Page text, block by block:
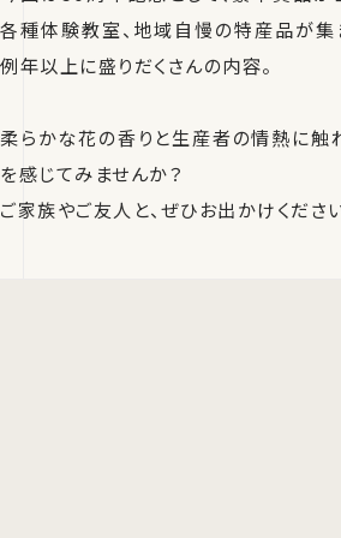
各種体験教室、地域自慢の特産品が集ま
例年以上に盛りだくさんの内容。
柔らかな花の香りと生産者の情熱に触
を感じてみませんか？
ご家族やご友人と、ぜひお出かけください